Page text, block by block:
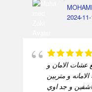
2024-
عشات الامان و
و متربين
و جد اوي